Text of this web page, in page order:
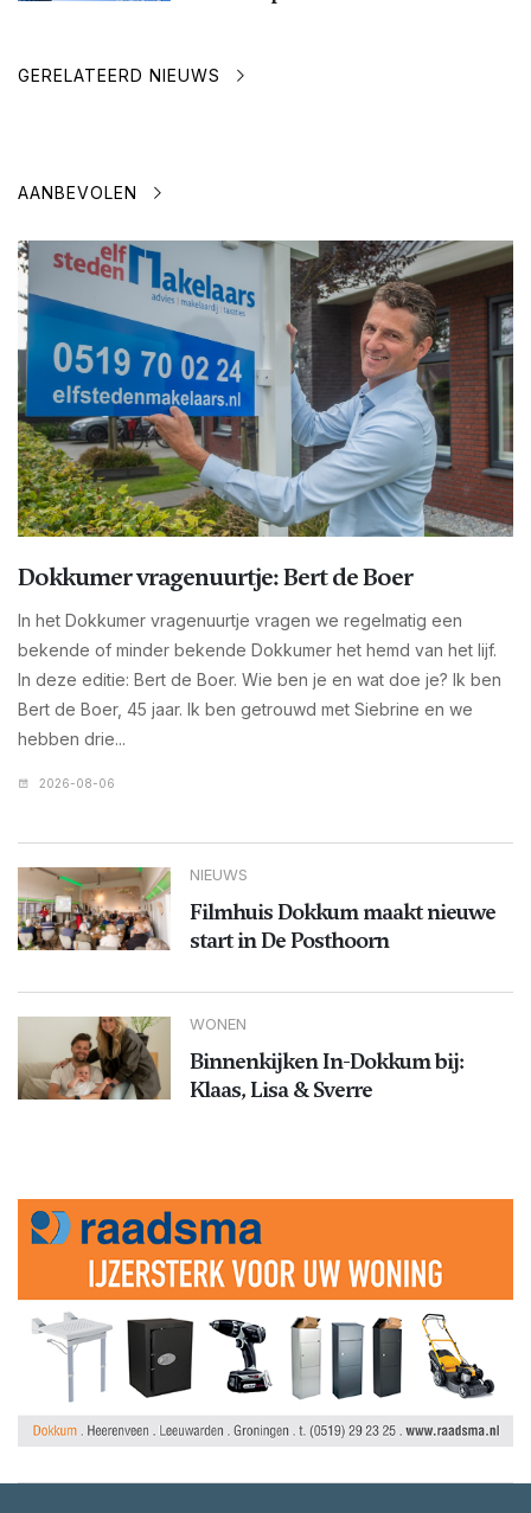
GERELATEERD NIEUWS
AANBEVOLEN
Dokkumer vragenuurtje: Bert de Boer
In het Dokkumer vragenuurtje vragen we regelmatig een
bekende of minder bekende Dokkumer het hemd van het lijf.
In deze editie: Bert de Boer. Wie ben je en wat doe je? Ik ben
Bert de Boer, 45 jaar. Ik ben getrouwd met Siebrine en we
hebben drie...
2026-08-06
NIEUWS
Filmhuis Dokkum maakt nieuwe
start in De Posthoorn
WONEN
Binnenkijken In-Dokkum bij:
Klaas, Lisa & Sverre